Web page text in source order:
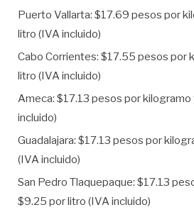
Puerto Vallarta: $17.69 pesos por
litro (IVA incluido)
Cabo Corrientes: $17.55 pesos por
litro (IVA incluido)
Ameca: $17.13 pesos por
incluido)
Guadalajara: $17.13 pesos por
(IVA incluido)
San Pedro Tlaquepaque: $17.13
$9.25 por litro (IVA incluido)